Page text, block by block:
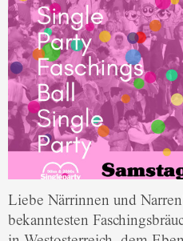
Liebe Närrinnen und
bekanntesten